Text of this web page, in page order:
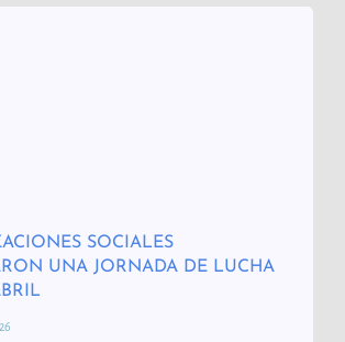
SOCIALES
UNA JORNADA DE LUCHA